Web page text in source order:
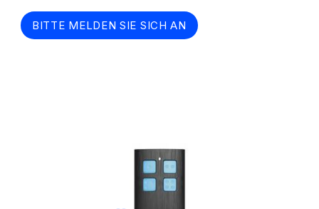
BITTE MELDEN SIE SICH AN